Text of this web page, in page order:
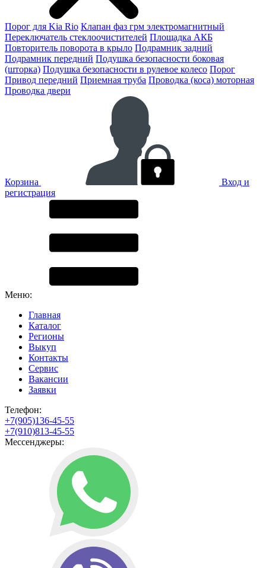
Порог для Kia Rio Клапан фаз грм электромагнитный
Переключатель стеклоочистителей Площадка АКБ
Повторитель поворота в крыло Подрамник задний
Подрамник передний Подушка безопасности боковая
(шторка) Подушка безопасности в рулевое колесо Порог
Привод передний Приемная труба Проводка (коса) моторная
Проводка двери
Корзина
Вход и
регистрация
Меню:
Главная
Каталог
Регионы
Выкуп
Контакты
Сервис
Вакансии
Заявки
Телефон:
+7(905)136-45-55
+7(910)813-45-55
Мессенджеры: